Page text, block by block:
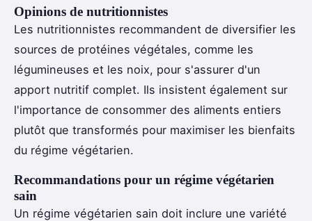
Opinions de nutritionnistes
Les nutritionnistes recommandent de diversifier les
sources de protéines végétales, comme les
légumineuses et les noix, pour s'assurer d'un
apport nutritif complet. Ils insistent également sur
l'importance de consommer des aliments entiers
plutôt que transformés pour maximiser les bienfaits
du régime végétarien.
Recommandations pour un régime végétarien
sain
Un régime végétarien sain doit inclure une variété